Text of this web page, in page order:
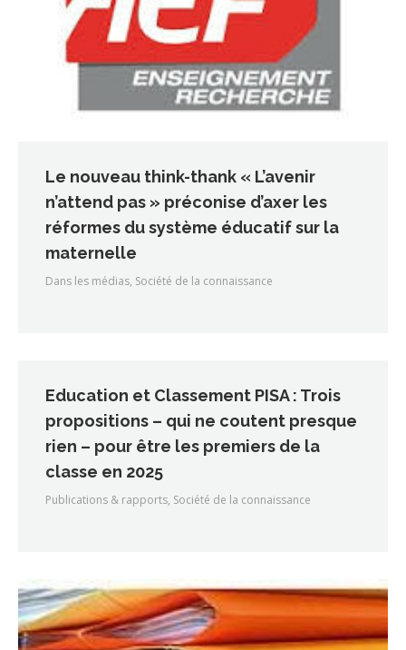
Le nouveau think-thank « L’avenir
n’attend pas » préconise d’axer les
réformes du système éducatif sur la
maternelle
Dans les médias, Société de la connaissance
Education et Classement PISA : Trois
propositions – qui ne coutent presque
rien – pour être les premiers de la
classe en 2025
Publications & rapports, Société de la connaissance